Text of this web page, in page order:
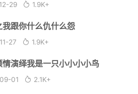
29 1.9K+
我跟你什么仇什么怨
27 1.9K+
情演绎我是一只小小小小鸟
01 2.1K+